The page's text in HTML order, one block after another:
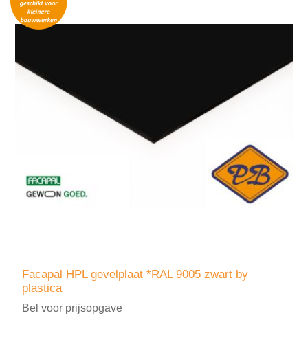
Facapal HPL gevelplaat *RAL 9005 zwart by
plastica
Bel voor prijsopgave